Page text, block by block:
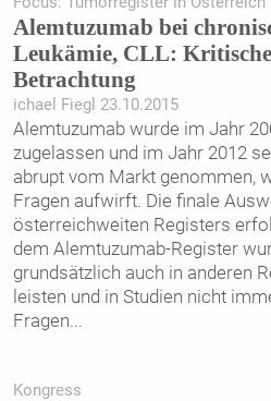
Alemtuzumab bei
Leukämie, CLL:
Betrachtung
ichael Fiegl 23.10.2015
Alemtuzumab wurde im Jahr
zugelassen und im Jahr 2012
abrupt vom Markt genommen,
Fragen aufwirft. Die finale
österreichweiten Registers
dem Alemtuzumab-Register
grundsätzlich auch in anderen
leisten und in Studien nicht
Fragen...
Kongress